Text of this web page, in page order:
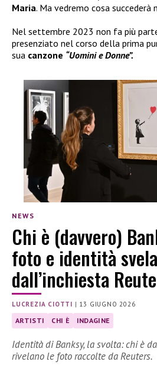
Maria. Ma vedremo cosa
Nel settembre 2023 non fa più
presenziato nel corso della prima
sua canzone “Uomini e Donne”.
NEWS
Chi è (davvero)
foto e identità
dall’inchiesta
LUCREZIA CIOTTI | 13 GIUGNO 2026
ARTISTI CHI È INDAGINE
Identità di Banksy, la svolta: chi è
rivelano le foto raccolte da Reuters.